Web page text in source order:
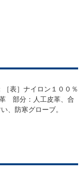
表］ナイロン１００％
部分：人工皮革、合
、防寒グローブ。